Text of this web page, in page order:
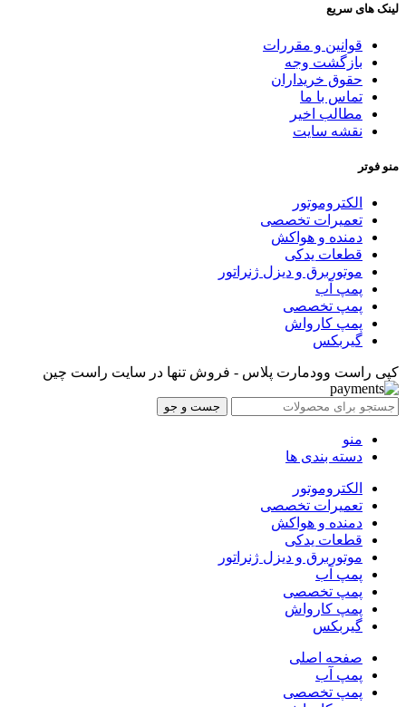
لینک های سریع
قوانین و مقررات
بازگشت وجه
حقوق خریداران
تماس با ما
مطالب اخیر
نقشه سایت
منو فوتر
الکتروموتور
تعمیرات تخصصی
دمنده و هواکش
قطعات یدکی
موتوربرق و دیزل ژنراتور
پمپ آب
پمپ تخصصی
پمپ کارواش
گیربکس
کپی راست وودمارت پلاس - فروش تنها در سایت راست چین
جست و جو
منو
دسته بندی ها
الکتروموتور
تعمیرات تخصصی
دمنده و هواکش
قطعات یدکی
موتوربرق و دیزل ژنراتور
پمپ آب
پمپ تخصصی
پمپ کارواش
گیربکس
صفحه اصلی
پمپ آب
پمپ تخصصی